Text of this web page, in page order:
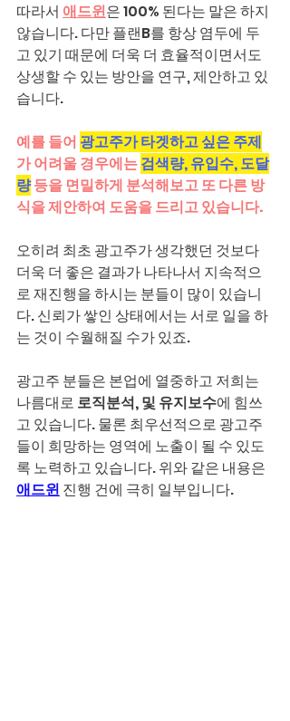
따라서 애드윈은 100% 된다는 말은 하지
않습니다. 다만 플랜B를 항상 염두에 두
고 있기 때문에 더욱 더 효율적이면서도
상생할 수 있는 방안을 연구, 제안하고 있
습니다.
예를 들어 광고주가 타겟하고 싶은 주제
가 어려울 경우에는 검색량, 유입수, 도달
량 등을 면밀하게 분석해보고 또 다른 방
식을 제안하여 도움을 드리고 있습니다.
오히려 최초 광고주가 생각했던 것보다
더욱 더 좋은 결과가 나타나서 지속적으
로 재진행을 하시는 분들이 많이 있습니
다. 신뢰가 쌓인 상태에서는 서로 일을 하
는 것이 수월해질 수가 있죠.
광고주 분들은 본업에 열중하고 저희는
나름대로 로직분석, 및 유지보수에 힘쓰
고 있습니다. 물론 최우선적으로 광고주
들이 희망하는 영역에 노출이 될 수 있도
록 노력하고 있습니다. 위와 같은 내용은
애드윈 진행 건에 극히 일부입니다.